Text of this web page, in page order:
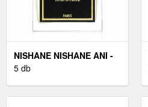
NISHANE NISHANE ANI -
PARFÜM 50 ML
5 db